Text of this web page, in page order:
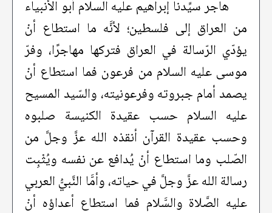
هاجر سيِّدنا إبراهيم عليه السلام أبو الأنبياء
من العراق إلى فلسطين؛ لأنَّه ما استطاع أنْ
يؤدّي الرّسالة في العراق فتركها مهاجرًا، وفرّ
موسى عليه السلام من فرعون فما استطاع أنْ
يصمد أمام جبروته وفرعونيته، والسّيد المسيح
عليه السلام حسب عقيدة الكنيسة صلبوه
وحسب عقيدة القرآن أنقذه الله عزَّ وجلَّ من
الصّلب وما استطاع أنْ يُدافع عن نفسه ويُثْبِت
رسالة الله عزَّ وجلَّ في حياته، وأمَّا النَّبيُّ العربي
عليه الصَّلاة والسَّلام فما استطاع أعداؤه أنْ